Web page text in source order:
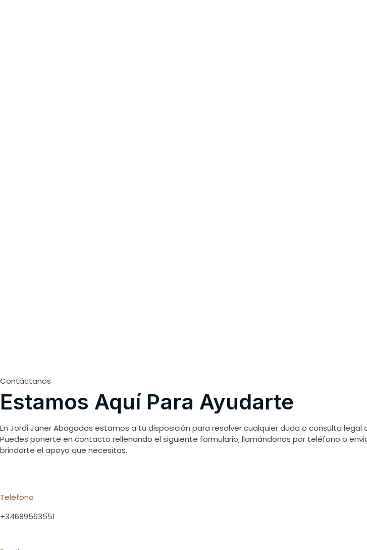
Contáctanos
Estamos Aquí Para Ayudarte
En Jordi Janer Abogados estamos a tu disposición para resolver cualquier duda o consulta legal
Puedes ponerte en contacto rellenando el siguiente formulario, llamándonos por teléfono o
brindarte el apoyo que necesitas.
Teléfono
+34689563551